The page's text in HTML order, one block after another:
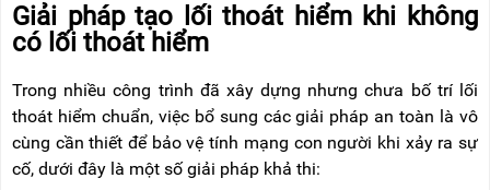
Giải pháp tạo lối thoát hiểm khi không
có lối thoát hiểm
Trong nhiều công trình đã xây dựng nhưng chưa bố trí lối
thoát hiểm chuẩn, việc bổ sung các giải pháp an toàn là vô
cùng cần thiết để bảo vệ tính mạng con người khi xảy ra sự
cố, dưới đây là một số giải pháp khả thi: